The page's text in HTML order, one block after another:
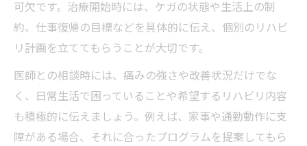
可欠です。治療開始時には、ケガの状態や生活上の制
約、仕事復帰の目標などを具体的に伝え、個別のリハビ
リ計画を立ててもらうことが大切です。
医師との相談時には、痛みの強さや改善状況だけでな
く、日常生活で困っていることや希望するリハビリ内容
も積極的に伝えましょう。例えば、家事や通勤動作に支
障がある場合、それに合ったプログラムを提案してもら